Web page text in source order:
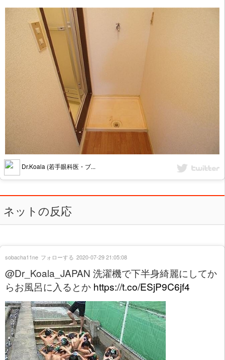
Dr.Koala (若手眼科医・ブ...
ネットの反応
@Dr_Koala_JAPAN 洗濯機で下半身綺麗にしてか
らお風呂に入るとか https://t.co/ESjP9C6jf4
sobacha11ne フォローする 2020-07-29 21:05:08